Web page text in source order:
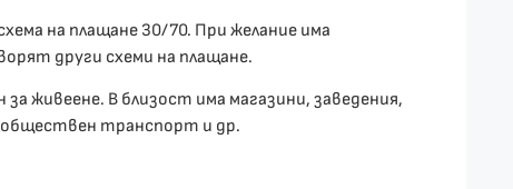
на плащане 30/70. При желание има
други схеми на плащане.
живеене. В близост има магазини, заведения,
обществен транспорт и др.